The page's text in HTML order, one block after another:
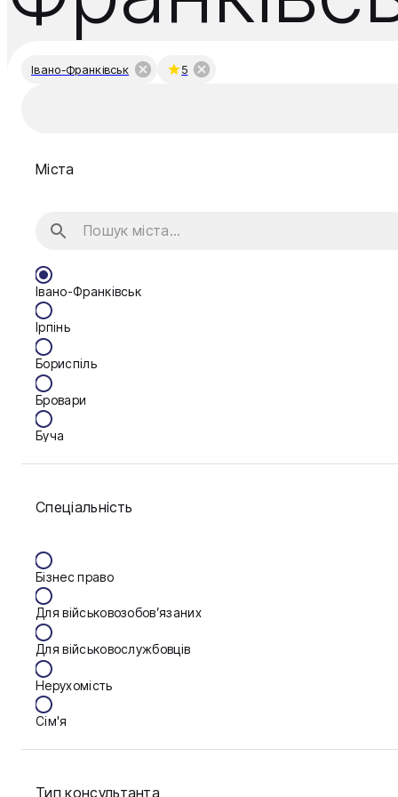
Івано-Франківськ 5
Міста
Івано-Франківськ
Ірпінь
Бориспіль
Бровари
Буча
Васильків
Дніпро
Запоріжжя
Калуш
Кам'янське
Ковель
Спеціальність
Бізнес право
Для військовозобов’язаних
Для військовослужбовців
Нерухомість
Сім'я
Тип консультанта